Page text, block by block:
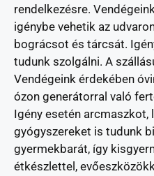
rendelkezésre.
igénybe vehetik az
bográcsot és tárcsát.
tudunk szolgálni. A
Vendégeink érdekében
ózon generátorral való
Igény esetén arcmaszkot,
gyógyszereket is tudunk
gyermekbarát, így
étkészlettel,